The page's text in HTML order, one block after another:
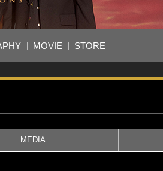
MOVIE STORE
MEDIA